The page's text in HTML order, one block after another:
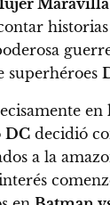
superhéroes
en
DC decidió
a la